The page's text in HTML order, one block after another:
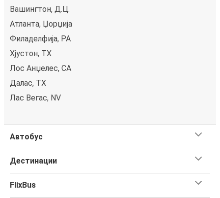
Вашингтон, Д.Ц.
Атланта, Џорџија
Филаделфија, PA
Хјустон, TX
Лос Анџелес, CA
Далас, TX
Лас Вегас, NV
Автобус
Дестинации
FlixBus